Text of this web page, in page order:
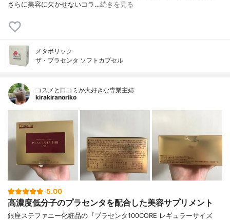
さらに美容に欠かせないコラ…続きを見る
メタボリック
ザ・プラセンタ ソフトカプセル
コスメと口コミが大好きな専業主婦
kirakiranoriko
5.00
高濃度低分子のプラセンタを配合した美容サプリメント
銀座ステファニー化粧品の『プラセンタ100CORE レギュラーサイズ